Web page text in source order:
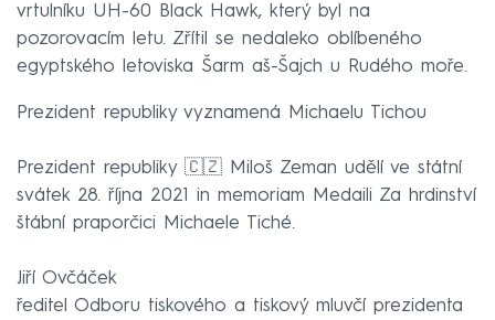
vrtulníku UH-60 Black Hawk, který byl na
pozorovacím letu. Zřítil se nedaleko oblíbeného
egyptského letoviska Šarm aš-Šajch u Rudého moře.
Prezident republiky vyznamená Michaelu Tichou
Prezident republiky 🇨🇿 Miloš Zeman udělí ve státní
svátek 28. října 2021 in memoriam Medaili Za hrdinství
štábní praporčici Michaele Tiché.
Jiří Ovčáček
ředitel Odboru tiskového a tiskový mluvčí prezidenta